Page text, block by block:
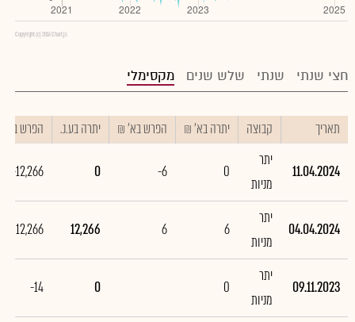
Copyright (c) 2016 Chart.js
חצי שנתי שנתי שלש שנים מקסימלי
תאריך קבוצה יתרה בא' ₪ הפרש בא' ₪ יתרה בע.נ. הפרש בע.נ.
11.04.2024
יתר
מניות
0
-6
0
-12,266
04.04.2024
יתר
מניות
6
6
12,266
12,266
09.11.2023
יתר
מניות
0
0
-14